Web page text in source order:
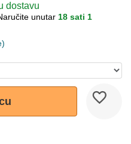
dostavu
unutar 18 sati 1